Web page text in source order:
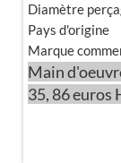
Diamètre
Pays d'origine
Marque
Main
35, 86 euros